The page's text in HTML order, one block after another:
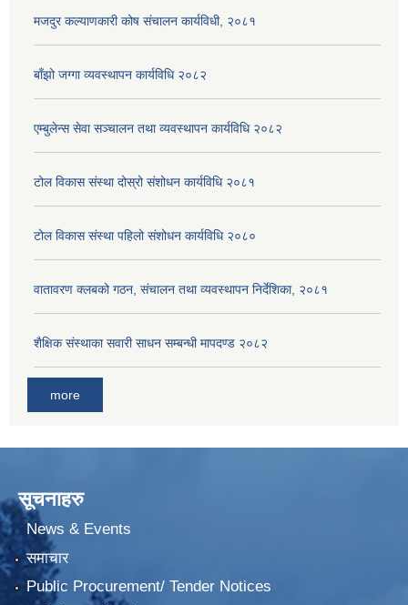
मजदुर कल्याणकारी कोष संचालन कार्यविधी, २०८१
बाँझो जग्गा व्यवस्थापन कार्यविधि २०८२
एम्बुलेन्स सेवा सञ्चालन तथा व्यवस्थापन कार्यविधि २०८२
टोल विकास संस्था दोस्रो संशोधन कार्यविधि २०८१
टोल विकास संस्था पहिलो संशोधन कार्यविधि २०८०
वातावरण क्लबको गठन, संचालन तथा व्यवस्थापन निर्देशिका, २०८१
शैक्षिक संस्थाका सवारी साधन सम्बन्धी मापदण्ड २०८२
more
सूचनाहरु
News & Events
समाचार
Public Procurement/ Tender Notices